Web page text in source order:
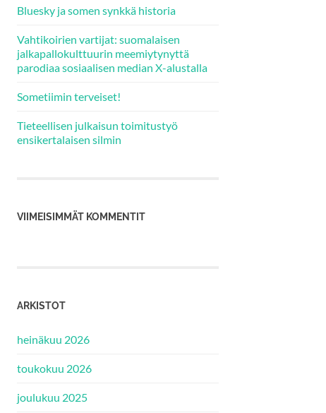
Bluesky ja somen synkkä historia
Vahtikoirien vartijat: suomalaisen
jalkapallokulttuurin meemiytynyttä
parodiaa sosiaalisen median X-alustalla
Sometiimin terveiset!
Tieteellisen julkaisun toimitustyö
ensikertalaisen silmin
VIIMEISIMMÄT KOMMENTIT
ARKISTOT
heinäkuu 2026
toukokuu 2026
joulukuu 2025